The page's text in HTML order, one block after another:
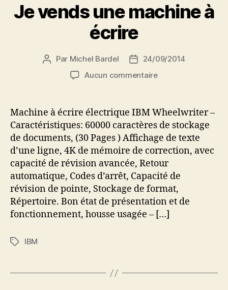
Je vends une machine à
écrire
Auteur
Par Michel Bardel
Date
de
24/09/2014
Aucun commentairesur
une
machine
à
écrire
Machine à écrire électrique IBM Wheelwriter –
Caractéristiques: 60000 caractères de stockage
de documents, (30 Pages ) Affichage de texte
d’une ligne, 4K de mémoire de correction, avec
capacité de révision avancée, Retour
automatique, Codes d’arrêt, Capacité de
révision de pointe, Stockage de format,
Répertoire. Bon état de présentation et de
fonctionnement, housse usagée – […]
Étiquettes
IBM